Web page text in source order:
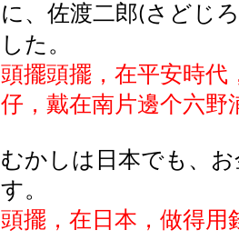
に、佐渡二郎( さどじ
した。
頭擺頭擺，在平安時代
仔，戴在南片邊个六野
むかしは日本でも、
す。
頭擺，在日本，做得用